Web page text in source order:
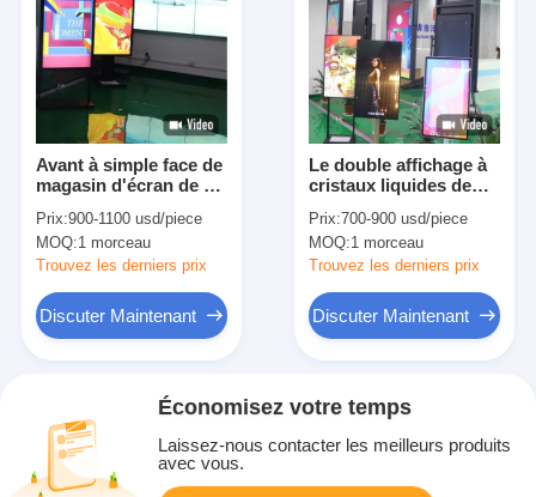
Avant à simple face de
magasin d'écran de 65
d'affichage à cristaux
liquides fabricants
d'affichage
Prix:900-1100 usd/piece
MOQ:1 morceau
Trouvez les derniers prix
Discuter Maintenant
Le double affichage à
cristaux liquides de
pouces montrent
l'intense luminosité les
signes électroniques
des emplettes
Prix:700-900 usd/piece
MOQ:1 morceau
Trouvez les derniers prix
Discuter Maintenant
Économisez votre temps
Laissez-nous contacter les meilleurs produits
avec vous.